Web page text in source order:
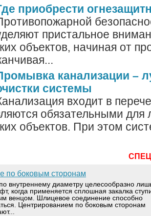
приобрести
пристальное
объектов, начиная от
канализации –
системы
входит в
обязательными
объектов. При этом
по боковым сторонам
внутреннему диаметру целесообразно
когда применяется сплошная закалка
венцом. Шлицевое соединение способно
Центрированием по боковым сторонам